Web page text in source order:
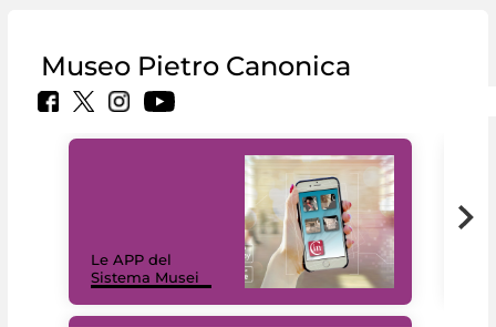
Museo Pietro Canonica
Le APP del
Sistema Musei